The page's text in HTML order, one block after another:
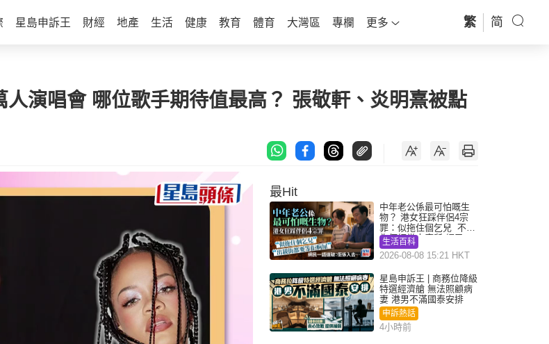
星島申訴王 財經 地產 生活 健康 教育 體育 大灣區 專欄 更多 繁 简
演唱會 哪位歌手期待值最高？ 張敬軒、炎明熹被點
最Hit
中年老公係最可怕嘅生
物？ 港女狂踩伴侶4宗
罪：似拖住個乞兒 不解
為何經常去廁所 網民一
語道破
生活百科
2026-08-08 15:21 HKT
星島申訴王 | 商務位降級
特選經濟艙 無法照顧病
妻 港男不滿國泰安排
申訴熱話
4小時前